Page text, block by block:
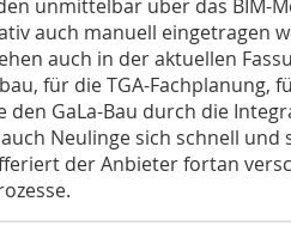
unmittelbar über das BIM-
auch manuell eingetragen
auch in der aktuellen
für die TGA-Fachplanung,
GaLa-Bau durch die
Neulinge sich schnell
der Anbieter fortan